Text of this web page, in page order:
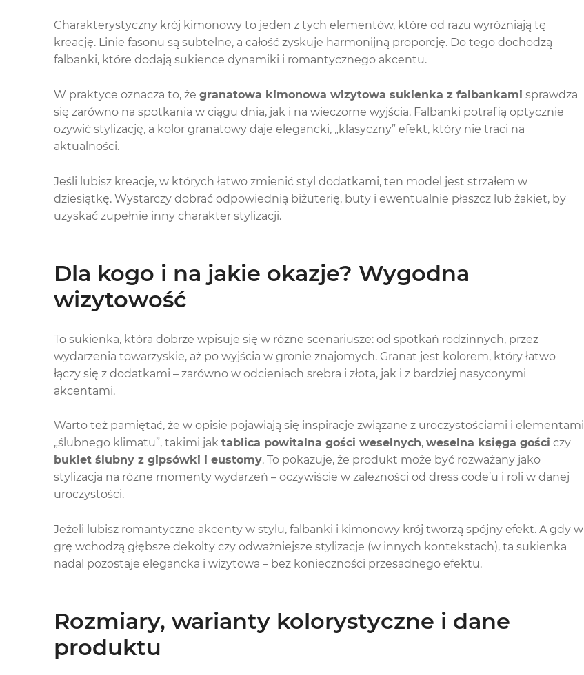
Charakterystyczny krój kimonowy to jeden z tych elementów, które od razu wyróżniają tę
kreację. Linie fasonu są subtelne, a całość zyskuje harmonijną proporcję. Do tego dochodzą
falbanki, które dodają sukience dynamiki i romantycznego akcentu.
W praktyce oznacza to, że granatowa kimonowa wizytowa sukienka z falbankami sprawdza
się zarówno na spotkania w ciągu dnia, jak i na wieczorne wyjścia. Falbanki potrafią optycznie
ożywić stylizację, a kolor granatowy daje elegancki, „klasyczny” efekt, który nie traci na
aktualności.
Jeśli lubisz kreacje, w których łatwo zmienić styl dodatkami, ten model jest strzałem w
dziesiątkę. Wystarczy dobrać odpowiednią biżuterię, buty i ewentualnie płaszcz lub żakiet, by
uzyskać zupełnie inny charakter stylizacji.
Dla kogo i na jakie okazje? Wygodna
wizytowość
To sukienka, która dobrze wpisuje się w różne scenariusze: od spotkań rodzinnych, przez
wydarzenia towarzyskie, aż po wyjścia w gronie znajomych. Granat jest kolorem, który łatwo
łączy się z dodatkami – zarówno w odcieniach srebra i złota, jak i z bardziej nasyconymi
akcentami.
Warto też pamiętać, że w opisie pojawiają się inspiracje związane z uroczystościami i elementami
„ślubnego klimatu”, takimi jak tablica powitalna gości weselnych, weselna księga gości czy
bukiet ślubny z gipsówki i eustomy. To pokazuje, że produkt może być rozważany jako
stylizacja na różne momenty wydarzeń – oczywiście w zależności od dress code’u i roli w danej
uroczystości.
Jeżeli lubisz romantyczne akcenty w stylu, falbanki i kimonowy krój tworzą spójny efekt. A gdy w
grę wchodzą głębsze dekolty czy odważniejsze stylizacje (w innych kontekstach), ta sukienka
nadal pozostaje elegancka i wizytowa – bez konieczności przesadnego efektu.
Rozmiary, warianty kolorystyczne i dane
produktu